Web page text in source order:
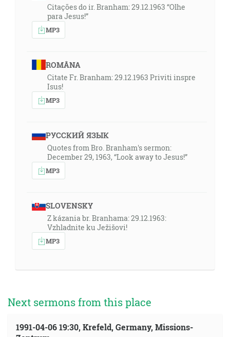
Citações do ir. Branham: 29.12.1963 “Olhe
para Jesus!”
MP3
ROMÂNA
Citate Fr. Branham: 29.12.1963 Priviti inspre
Isus!
MP3
РУССКИЙ ЯЗЫК
Quotes from Bro. Branham's sermon:
December 29, 1963, “Look away to Jesus!”
MP3
SLOVENSKY
Z kázania br. Branhama: 29.12.1963:
Vzhladnite ku Ježišovi!
MP3
Next sermons from this place
1991-04-06 19:30, Krefeld, Germany, Missions-